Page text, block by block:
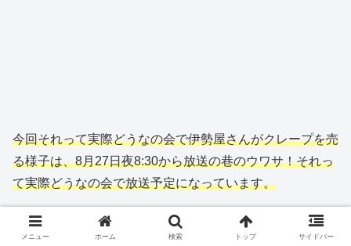
今回それって実際どうなの会で伊勢屋さんがクレープを売
る様子は、8月27日夜8:30から放送の巷のウワサ！それっ
て実際どうなの会で放送予定になっています。
結果が気になる方はリアルタイムまたは見逃し配信にてチ
メニュー ホーム 検索 トップ サイドバー